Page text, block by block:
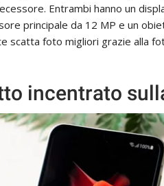
Entrambi hanno un
principale da 12 MP e un
scatta foto migliori grazie alla
incentrato